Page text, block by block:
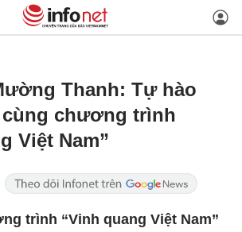
Thanh: Tự hào
chương trình
Việt Nam”
trình “Vinh quang Việt Nam”